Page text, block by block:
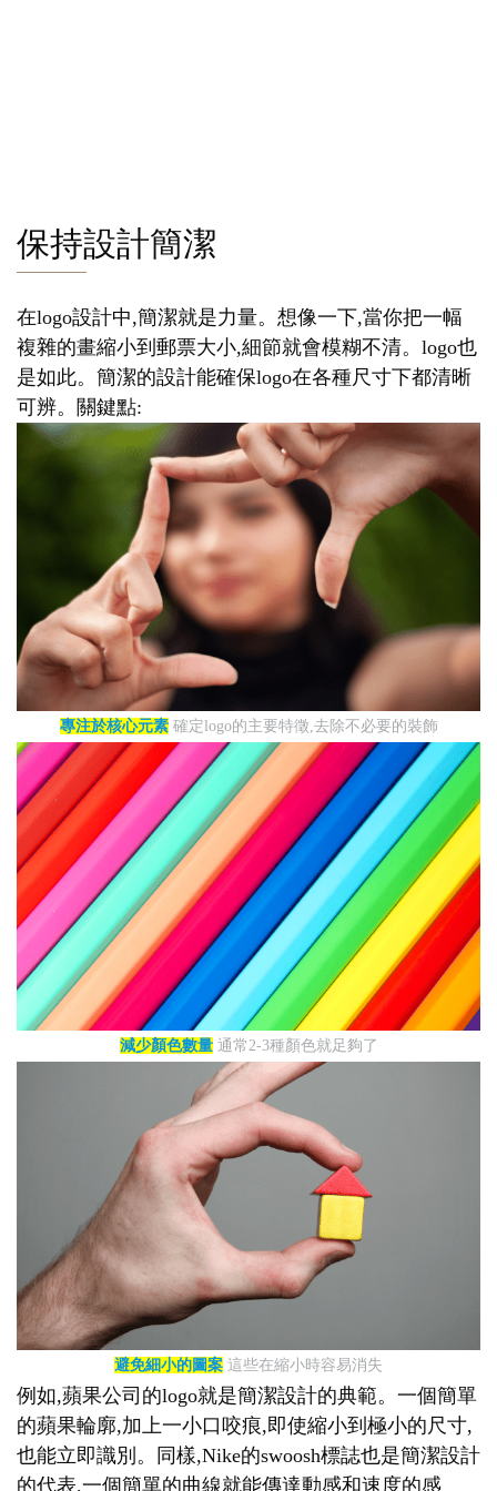
保持設計簡潔
在logo設計中,簡潔就是力量。想像一下,當你把一幅
複雜的畫縮小到郵票大小,細節就會模糊不清。logo也
是如此。簡潔的設計能確保logo在各種尺寸下都清晰
可辨。關鍵點:
專注於核心元素確定logo的主要特徵,去除不必要的裝飾
減少顏色數量通常2-3種顏色就足夠了
避免細小的圖案 這些在縮小時容易消失
例如,蘋果公司的logo就是簡潔設計的典範。一個簡單
的蘋果輪廓,加上一小口咬痕,即使縮小到極小的尺寸,
也能立即識別。同樣,Nike的swoosh標誌也是簡潔設計
的代表,一個簡單的曲線就能傳達動感和速度的感